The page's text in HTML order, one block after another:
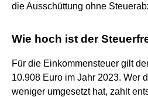
die Ausschüttung ohne
Wie hoch ist der
Für die Einkommensteuer gilt
10.908 Euro im Jahr 2023. Wer
weniger umgesetzt hat, zahlt